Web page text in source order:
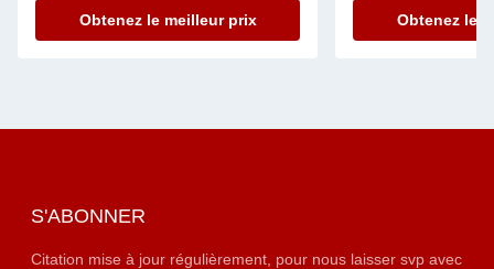
Obtenez le meilleur prix
Obtenez le
S'ABONNER
Citation mise à jour régulièrement, pour nous laisser svp avec